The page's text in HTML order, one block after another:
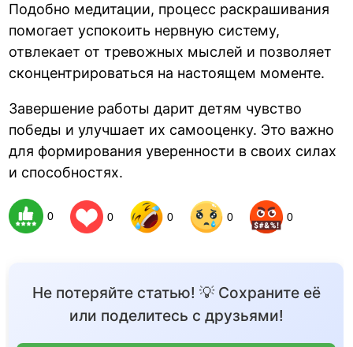
Подобно медитации, процесс раскрашивания
помогает успокоить нервную систему,
отвлекает от тревожных мыслей и позволяет
сконцентрироваться на настоящем моменте.
Завершение работы дарит детям чувство
победы и улучшает их самооценку. Это важно
для формирования уверенности в своих силах
и способностях.
0 0 0 0 0
Не потеряйте статью! 💡 Сохраните её
или поделитесь с друзьями!